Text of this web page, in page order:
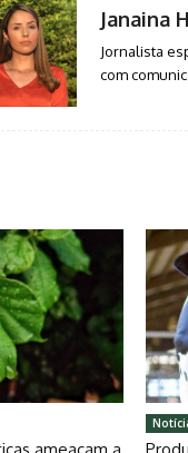
Janaina
Jornalista
com